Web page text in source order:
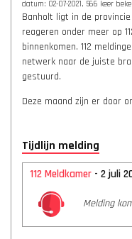
datum: 02-07-2021, 566 keer
Banholt ligt in de
reageren onder meer op
binnenkomen. 112
netwerk naar de juiste
gestuurd.
Deze maand zijn er door
Tijdlijn melding
112 Meldkamer - 2 juli
Melding